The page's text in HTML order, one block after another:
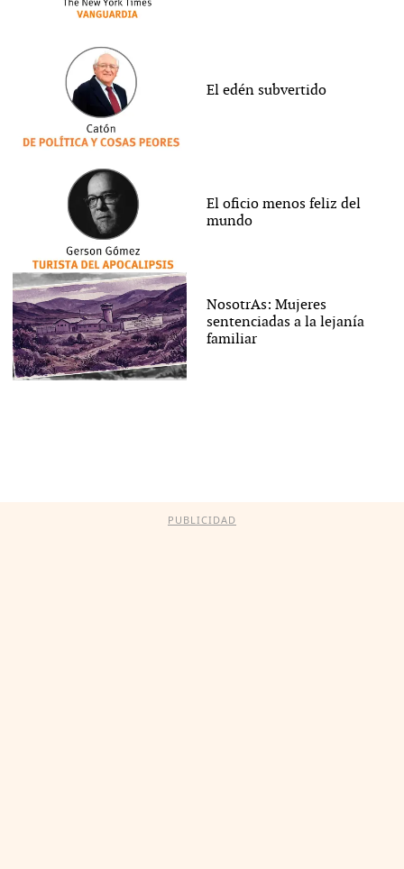
El edén subvertido
El oficio menos feliz del
mundo
NosotrAs: Mujeres
sentenciadas a la lejanía
familiar
PUBLICIDAD